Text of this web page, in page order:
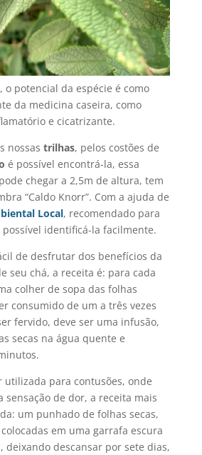
o potencial da espécie é como
da medicina caseira, como
e cicatrizante.
nossas trilhas, pelos costões de
é possível encontrá-la, essa
chegar a 2,5m de altura, tem
“Caldo Knorr”. Com a ajuda de
Local, recomendado para
identificá-la facilmente.
de desfrutar dos benefícios da
seu chá, a receita é: para cada
colher de sopa das folhas
consumido de um a três vezes
fervido, deve ser uma infusão,
secas na água quente e
utilizada para contusões, onde
de dor, a receita mais
um punhado de folhas secas,
em uma garrafa escura
deixando descansar por sete dias,